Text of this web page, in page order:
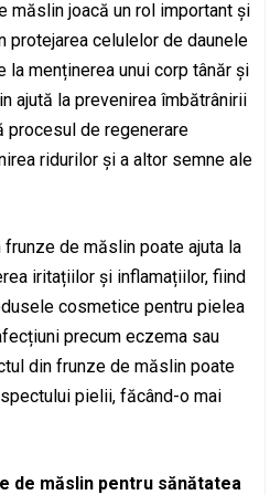
măslin joacă un rol important și
protejarea celulelor de daunele
la menținerea unui corp tânăr și
ajută la prevenirea îmbătrânirii
procesul de regenerare
ridurilor și a altor semne ale
de măslin poate ajuta la
iritațiilor și inflamațiilor, fiind
cosmetice pentru pielea
precum eczema sau
din frunze de măslin poate
pielii, făcând-o mai
de măslin pentru sănătatea